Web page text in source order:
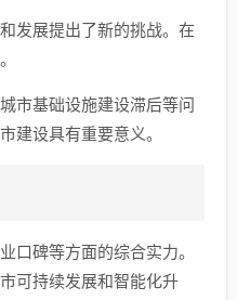
发展提出了新的挑战。在
市基础设施建设滞后等问
建设具有重要意义。
口碑等方面的综合实力。
可持续发展和智能化升